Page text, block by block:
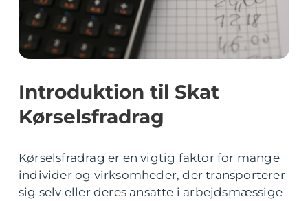
Introduktion til Skat
Kørselsfradrag
Kørselsfradrag er en vigtig faktor for mange
individer og virksomheder, der transporterer
sig selv eller deres ansatte i arbejdsmæssige